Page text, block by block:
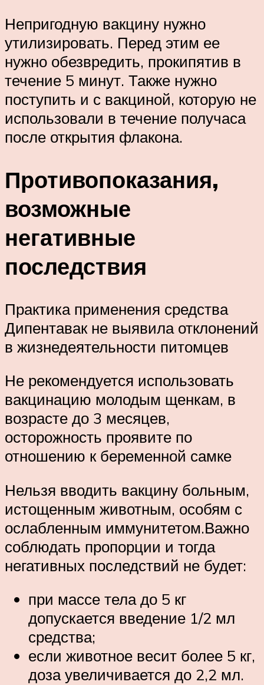
Непригодную вакцину нужно
утилизировать. Перед этим ее
нужно обезвредить, прокипятив в
течение 5 минут. Также нужно
поступить и с вакциной, которую не
использовали в течение получаса
после открытия флакона.
Противопоказания,
возможные
негативные
последствия
Практика применения средства
Дипентавак не выявила отклонений
в жизнедеятельности питомцев
Не рекомендуется использовать
вакцинацию молодым щенкам, в
возрасте до 3 месяцев,
осторожность проявите по
отношению к беременной самке
Нельзя вводить вакцину больным,
истощенным животным, особям с
ослабленным иммунитетом.Важно
соблюдать пропорции и тогда
негативных последствий не будет:
при массе тела до 5 кг
допускается введение 1/2 мл
средства;
если животное весит более 5 кг,
доза увеличивается до 2,2 мл.